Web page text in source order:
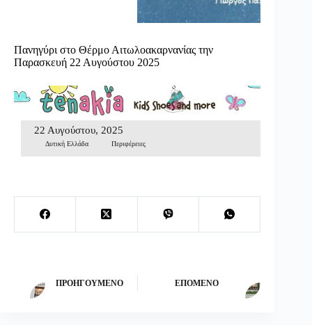
Πανηγύρι στο Θέρμο Αιτωλοακαρνανίας την
Παρασκευή 22 Αυγούστου 2025
22 Αυγούστου, 2025
Δυτική Ελλάδα Περιφέρειες
ΠΡΟΗΓΟΎΜΕΝΟ ΕΠΌΜΕΝΟ